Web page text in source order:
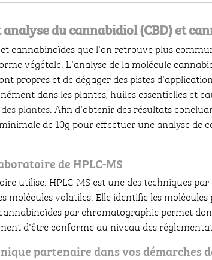
analyse du cannabidiol (CBD) et
cannabinoïdes que l'on retrouve plus
végétale. L'analyse de la molécule
propres et de dégager des pistes
dans les plantes, huiles essentielles et
plantes. Afin d'obtenir des résultats
de 10g pour effectuer une analyse de
de HPLC-MS
utilise: HPLC-MS est une des techniques
molécules volatiles. Elle identifie les
par chromatographie permet
d'être conforme au niveau des
partenaire dans vos démarches